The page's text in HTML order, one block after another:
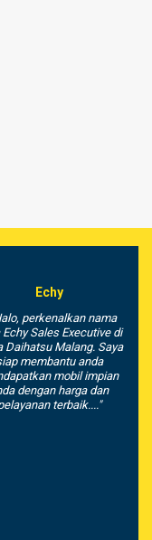
Echy
perkenalkan nama
Echy Sales Executive di
Daihatsu Malang. Saya
membantu anda
mobil impian
dengan harga dan
terbaik...."